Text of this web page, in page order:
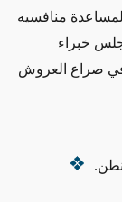
منافسيه
خبراء
في صراع العروش